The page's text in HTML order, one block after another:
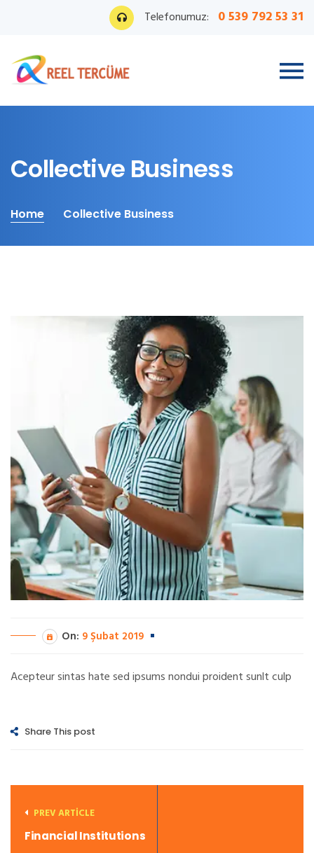
Telefonumuz: 0 539 792 53 31
Collective Business
Home Collective Business
On: 9 Şubat 2019
Acepteur sintas hate sed ipsums nondui proident sunlt culp
Share This post
PREV ARTICLE
Financial Institutions